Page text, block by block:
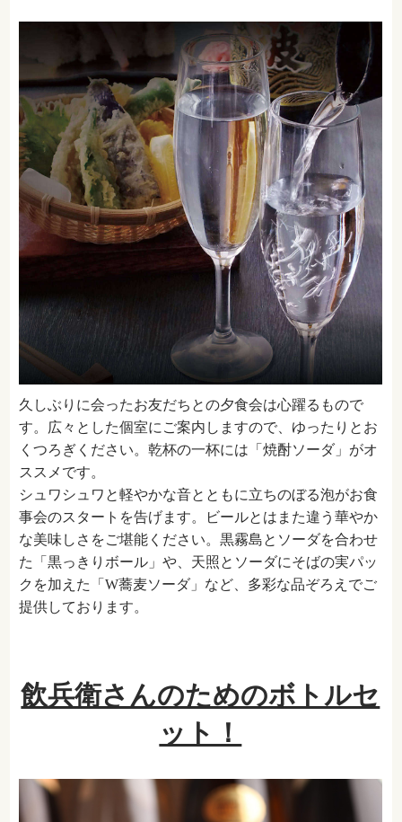
久しぶりに会ったお友だちとの夕食会は心躍るもので
す。広々とした個室にご案内しますので、ゆったりとお
くつろぎください。乾杯の一杯には「焼酎ソーダ」がオ
ススメです。
シュワシュワと軽やかな音とともに立ちのぼる泡がお食
事会のスタートを告げます。ビールとはまた違う華やか
な美味しさをご堪能ください。黒霧島とソーダを合わせ
た「黒っきりボール」や、天照とソーダにそばの実パッ
クを加えた「W蕎麦ソーダ」など、多彩な品ぞろえでご
提供しております。
飲兵衛さんのためのボトルセ
ット！